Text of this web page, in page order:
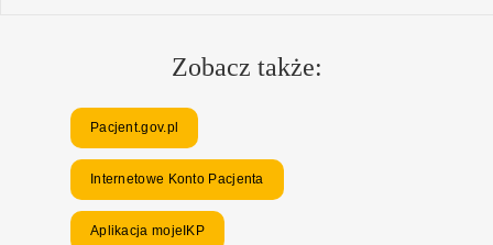
Zobacz także:
Pacjent.gov.pl
Internetowe Konto Pacjenta
Aplikacja mojeIKP